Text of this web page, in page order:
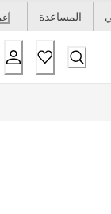
المساعدة